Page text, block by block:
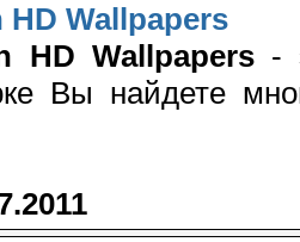
Wallpapers
HD Wallpapers-
Вы найдете